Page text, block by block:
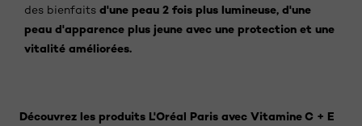
des bienfaits d'une peau 2 fois plus lumineuse, d'une
peau d'apparence plus jeune avec une protection et une
vitalité améliorées.
Découvrez les produits L'Oréal Paris avec Vitamine C + E